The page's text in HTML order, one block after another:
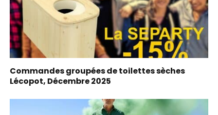
Commandes groupées de toilettes sèches
Lécopot, Décembre 2025